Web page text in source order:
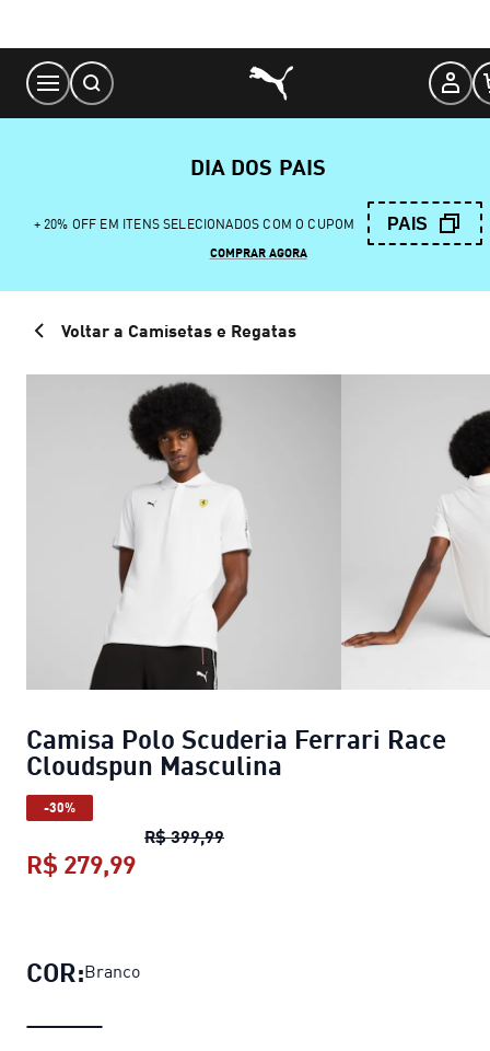
Content
DIA DOS PAIS
+ 20% OFF EM ITENS SELECIONADOS COM O CUPOM PAIS
COMPRAR AGORA
Voltar a Camisetas e Regatas
Camisa Polo Scuderia Ferrari Race
Cloudspun Masculina
-30%
R$ 399,99Camisa Polo Scuderia Ferrari
R$ 279,99
COR:Branco